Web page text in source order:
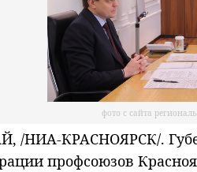
фото с сайта
/НИА-КРАСНОЯРСК/.
профсоюзов